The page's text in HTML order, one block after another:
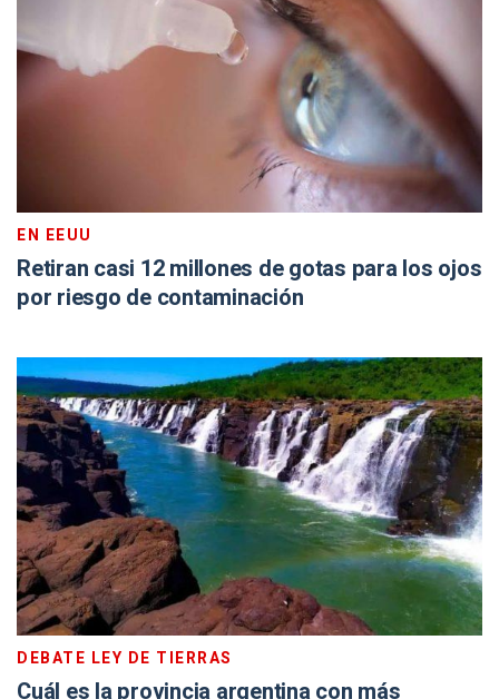
EN EEUU
Retiran casi 12 millones de gotas para los ojos
por riesgo de contaminación
DEBATE LEY DE TIERRAS
Cuál es la provincia argentina con más